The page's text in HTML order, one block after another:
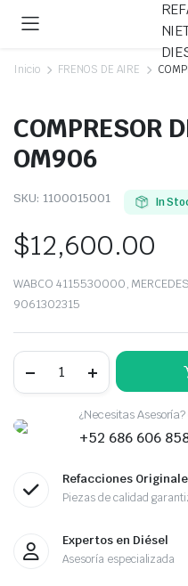
Inicio FRENOS DE AIRE
COMPRESOR
OM906
SKU: 1100015001 In
$12,600.00
WABCO 4115530000,
9061302315
COMPRESOR
OM906
quantity
¿Necesitas
+52 686 606
Refacciones
Piezas de calidad
Expertos en Diésel
Asesoría especializada